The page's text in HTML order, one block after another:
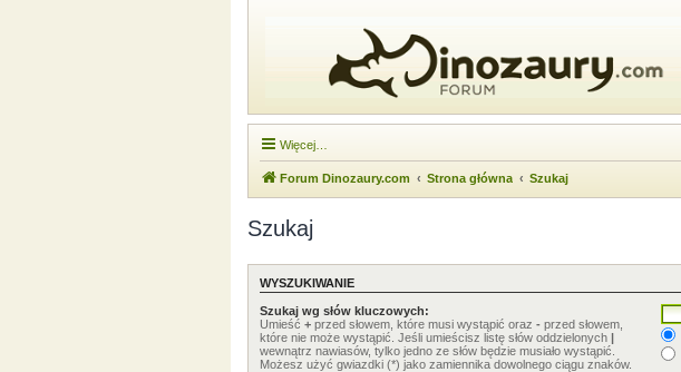
Więcej…
Forum Dinozaury.com Strona główna Szukaj
Szukaj
WYSZUKIWANIE
Szukaj wg słów kluczowych:
Umieść + przed słowem, które musi wystąpić oraz - przed słowem,
które nie może wystąpić. Jeśli umieścisz listę słów oddzielonych |
wewnątrz nawiasów, tylko jedno ze słów będzie musiało wystąpić.
Możesz użyć gwiazdki (*) jako zamiennika dowolnego ciągu znaków.